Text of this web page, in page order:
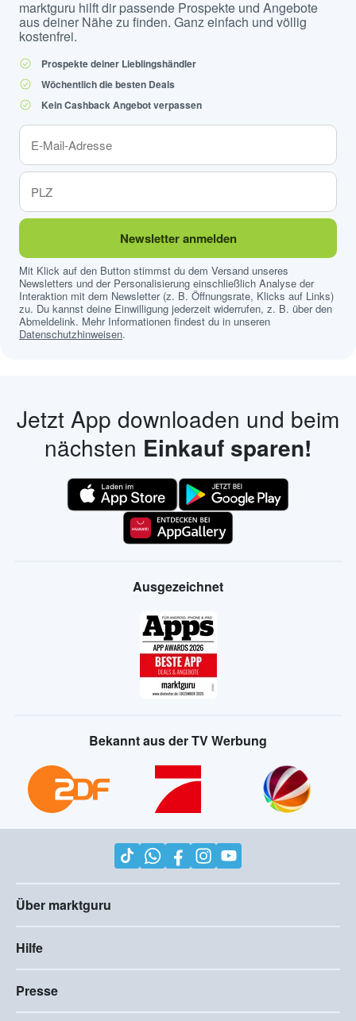
marktguru hilft dir passende Prospekte und Angebote
aus deiner Nähe zu finden. Ganz einfach und völlig
kostenfrei.
Prospekte deiner Lieblingshändler
Wöchentlich die besten Deals
Kein Cashback Angebot verpassen
Newsletter anmelden
Mit Klick auf den Button stimmst du dem Versand unseres
Newsletters und der Personalisierung einschließlich Analyse der
Interaktion mit dem Newsletter (z. B. Öffnungsrate, Klicks auf Links)
zu. Du kannst deine Einwilligung jederzeit widerrufen, z. B. über den
Abmeldelink. Mehr Informationen findest du in unseren
Datenschutzhinweisen.
Jetzt App downloaden und beim
nächsten Einkauf sparen!
Ausgezeichnet
Bekannt aus der TV Werbung
Über marktguru
Hilfe
Presse